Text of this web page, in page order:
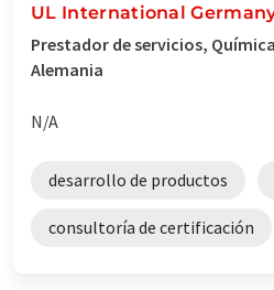
UL International
Prestador de servicios,
Alemania
N/A
desarrollo de productos
consultoría de certificación